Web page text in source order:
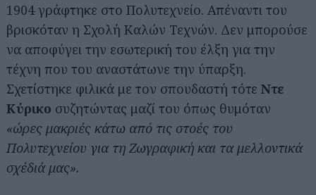
1904 γράφτηκε στο Πολυτεχνείο. Απέναντι του
βρισκόταν η Σχολή Καλών Τεχνών. Δεν μπορούσε
να αποφύγει την εσωτερική του έλξη για την
τέχνη που του αναστάτωνε την ύπαρξη.
Σχετίστηκε φιλικά με τον σπουδαστή τότε Ντε
Κύρικο συζητώντας μαζί του όπως θυμόταν
«ώρες μακριές κάτω από τις στοές του
Πολυτεχνείου για τη Ζωγραφική και τα μελλοντικά
σχέδιά μας».